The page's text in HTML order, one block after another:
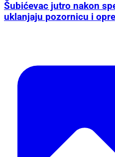
Šubićevac jutro nakon
uklanjaju pozornicu i